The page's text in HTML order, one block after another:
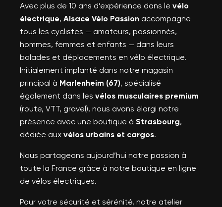
Avec plus de 10 ans d’expérience dans le vélo
électrique, Alsace Vélo Passion accompagne
tous les cyclistes — amateurs, passionnés,
hommes, femmes et enfants — dans leurs
balades et déplacements en vélo électrique.
Initialement implanté dans notre magasin
principal à Marlenheim (67), spécialisé
également dans les vélos musculaires premium
(route, VTT, gravel), nous avons élargi notre
présence avec une boutique à Strasbourg,
dédiée aux vélos urbains et cargos.
Nous partageons aujourd’hui notre passion à
toute la France grâce à notre boutique en ligne
de vélos électriques.
Pour votre sécurité et sérénité, notre atelier